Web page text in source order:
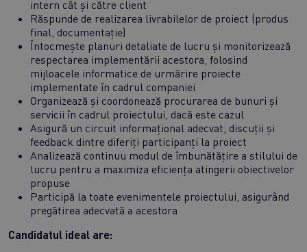
intern cât și către client
Răspunde de realizarea livrabilelor de proiect (produs
final, documentație)
Întocmește planuri detaliate de lucru și monitorizează
respectarea implementării acestora, folosind
mijloacele informatice de urmărire proiecte
implementate în cadrul companiei
Organizează și coordonează procurarea de bunuri și
servicii în cadrul proiectului, dacă este cazul
Asigură un circuit informațional adecvat, discuții și
feedback dintre diferiți participanți la proiect
Analizează continuu modul de îmbunătățire a stilului de
lucru pentru a maximiza eficiența atingerii obiectivelor
propuse
Participă la toate evenimentele proiectului, asigurând
pregătirea adecvată a acestora
Candidatul ideal are: